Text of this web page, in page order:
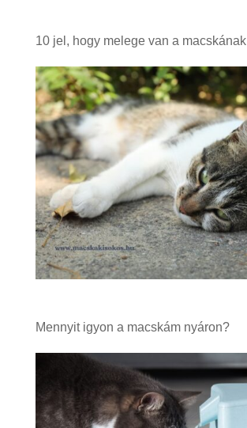
10 jel, hogy melege van a macskának
Mennyit igyon a macskám nyáron?